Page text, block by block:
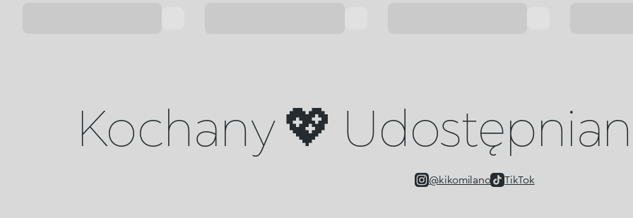
Kochany 💖
@kikomilano TikTok